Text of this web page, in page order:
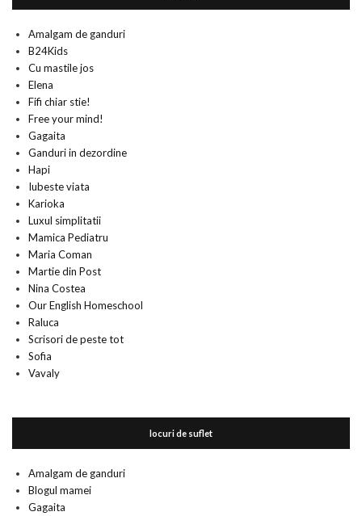
Amalgam de ganduri
B24Kids
Cu mastile jos
Elena
Fifi chiar stie!
Free your mind!
Gagaita
Ganduri in dezordine
Hapi
Iubeste viata
Karioka
Luxul simplitatii
Mamica Pediatru
Maria Coman
Martie din Post
Nina Costea
Our English Homeschool
Raluca
Scrisori de peste tot
Sofia
Vavaly
locuri de suflet
Amalgam de ganduri
Blogul mamei
Gagaita